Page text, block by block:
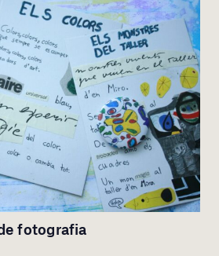
fotografia